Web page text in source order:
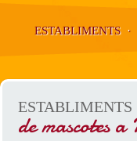
ESTABLIMENTS·
ESTABLIMENTS
de mascotes